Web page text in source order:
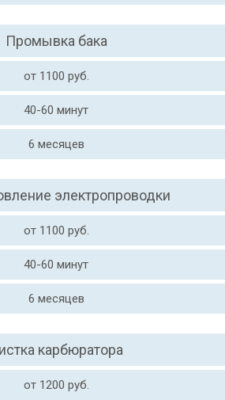
Промывка бака
от 1100 руб.
40-60 минут
6 месяцев
электропроводки
от 1100 руб.
40-60 минут
6 месяцев
карбюратора
от 1200 руб.